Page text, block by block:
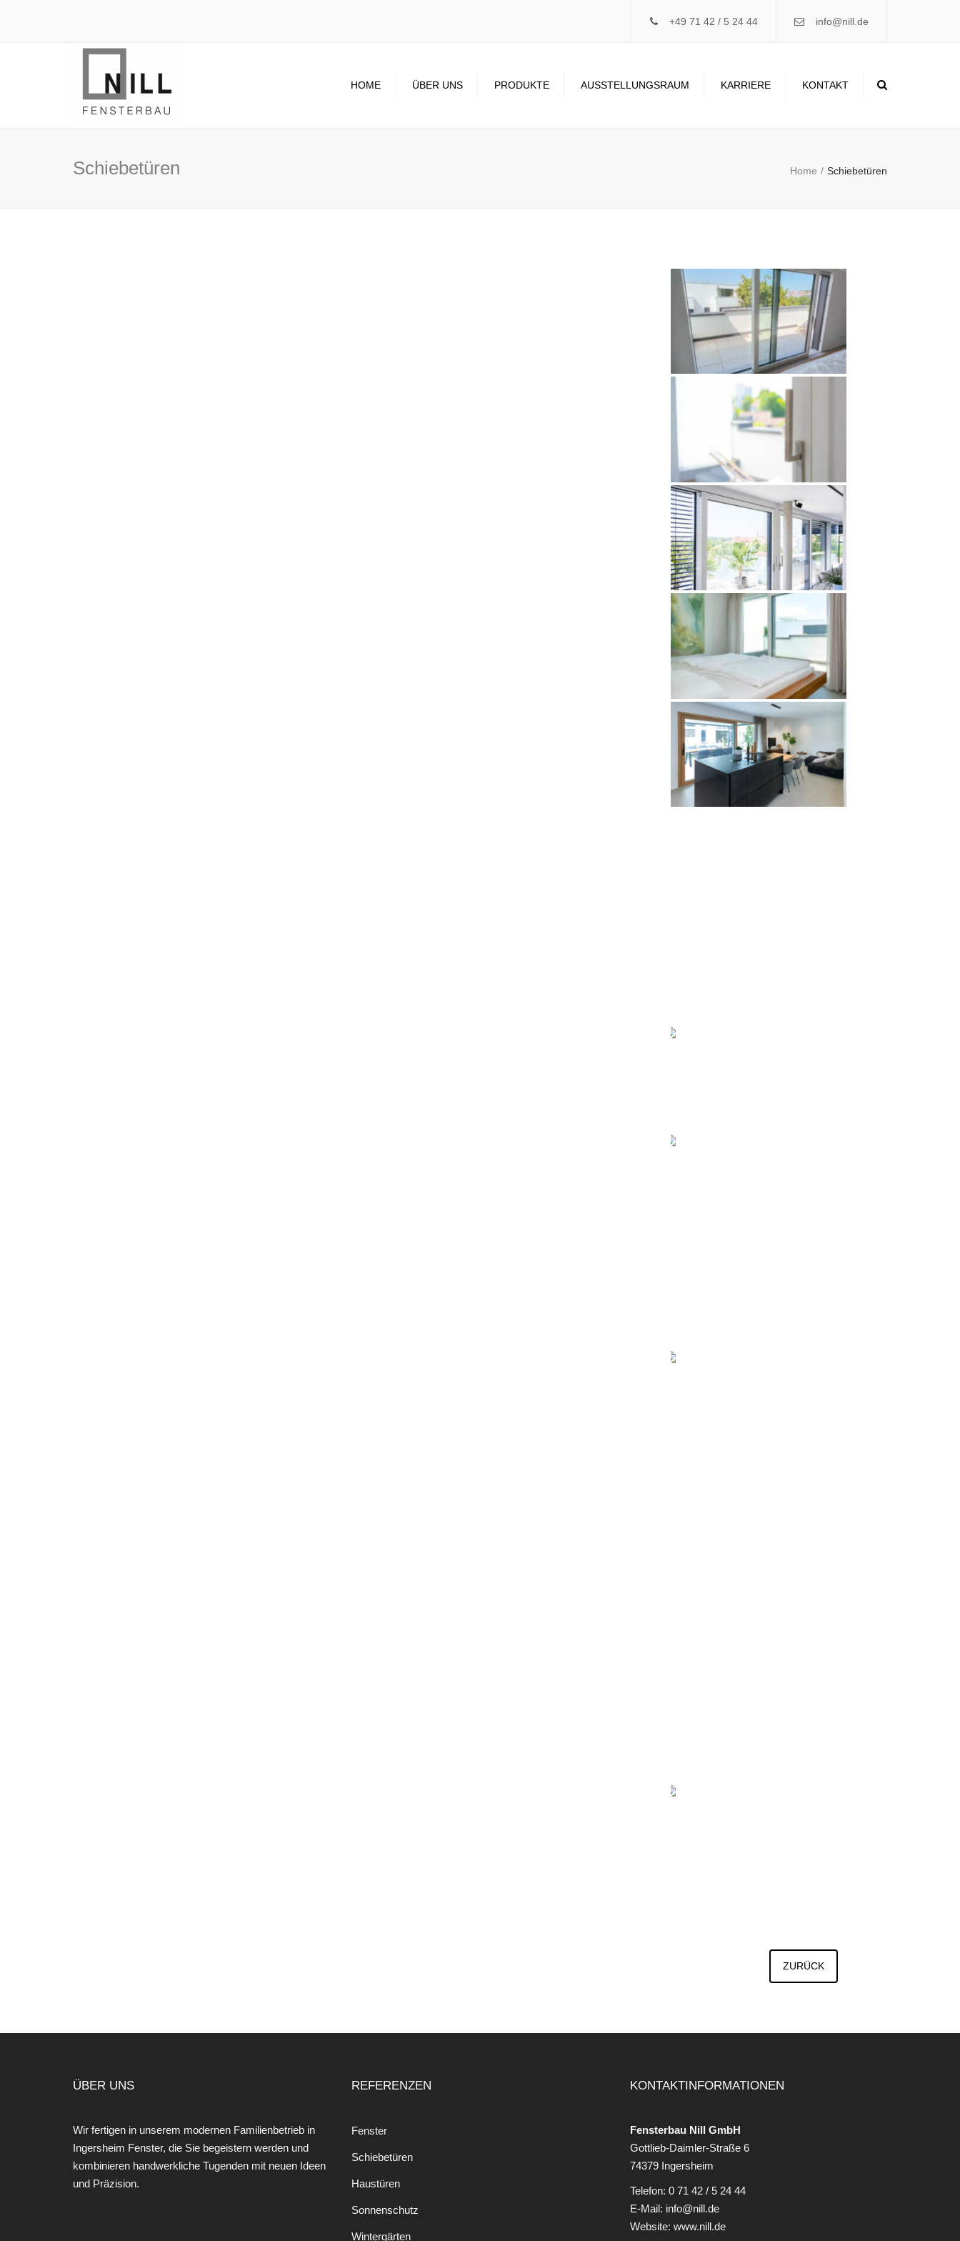
+49 71 42 / 5 24 44 info@nill.de
HOME ÜBER UNS PRODUKTE AUSSTELLUNGSRAUM KARRIERE KONTAKT
Schiebetüren Home Schiebetüren
ZURÜCK
ÜBER UNS
Wir fertigen in unserem modernen Familienbetrieb in
Ingersheim Fenster, die Sie begeistern werden und
kombinieren handwerkliche Tugenden mit neuen Ideen
und Präzision.
REFERENZEN
Fenster
Schiebetüren
Haustüren
Sonnenschutz
Wintergärten
KONTAKTINFORMATIONEN
Fensterbau Nill GmbH
Gottlieb-Daimler-Straße 6
74379 Ingersheim
Telefon: 0 71 42 / 5 24 44
E-Mail: info@nill.de
Website: www.nill.de